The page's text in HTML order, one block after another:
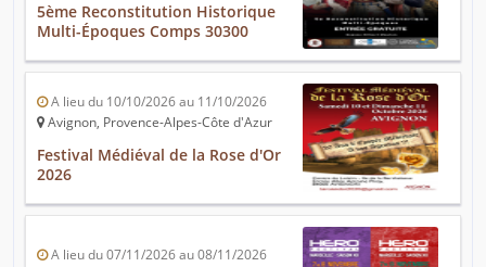
5ème Reconstitution Historique
Multi-Époques Comps 30300
A lieu du 10/10/2026 au 11/10/2026
Avignon, Provence-Alpes-Côte d'Azur
Festival Médiéval de la Rose d'Or
2026
A lieu du 07/11/2026 au 08/11/2026